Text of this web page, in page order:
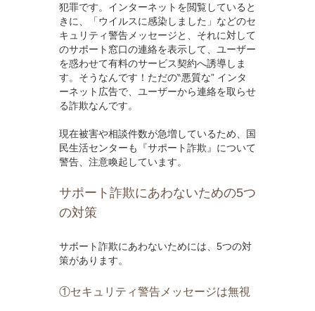
犯罪です。インターネットを閲覧していると
きに、「ウイルスに感染しました」などのセ
キュリティ警告メッセージと、それに対して
のサポート窓口の連絡を表示して、ユーザー
を惑わせて有料のサービス契約へ誘導しま
す。そうなんです！ただの‶悪質な” インタ
ーネット広告で、ユーザーから連絡を取らせ
る詐欺なんです。
現在被害や相談件数が急増しているため、国
民生活センターも『サポート詐欺』について
警告、注意喚起しています。
サポート詐欺にあわないための5つ
の対策
サポート詐欺にあわないためには、5つの対
策があります。
①セキュリティ警告メッセージは無視